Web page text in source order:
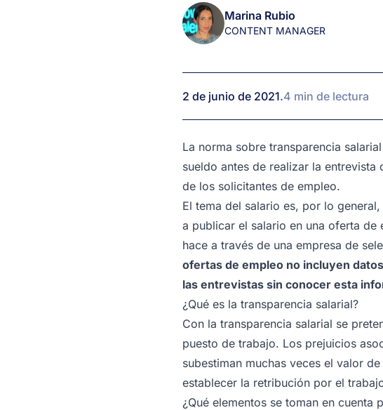
laboral
Marina Rubio
CONTENT MANAGER
2 de junio de 2021.4 min de lectura
La norma sobre transparencia
sueldo antes de realizar la
de los solicitantes de empleo.
El tema del salario es, por lo
a publicar el salario en una oferta de
hace a través de una empresa de
ofertas de empleo no incluyen
las entrevistas sin conocer esta
¿Qué es la transparencia salarial?
Con la transparencia salarial se
puesto de trabajo. Los prejuicios
subestiman muchas veces el valor
establecer la retribución por el
¿Qué elementos se toman en cuenta